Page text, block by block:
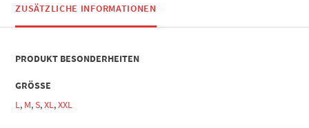
ZUSÄTZLICHE INFORMATIONEN
PRODUKT BESONDERHEITEN
GRÖSSE
L, M,S,XL,XXL